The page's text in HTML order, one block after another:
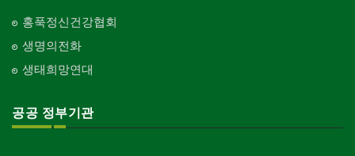
홍푹정신건강협회
생명의전화
생태희망연대
공공 정부기관